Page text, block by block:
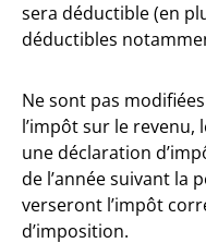
sera déductible (en
déductibles
Ne sont pas
l’impôt sur le
une déclaration
de l’année suivant la
verseront l’impôt
d’imposition.